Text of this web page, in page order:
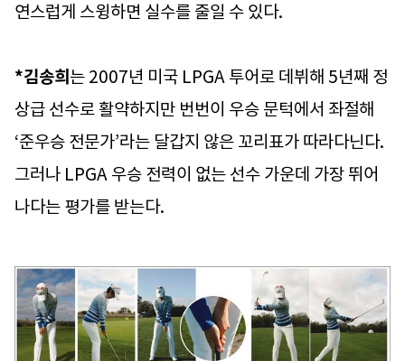
연스럽게 스윙하면 실수를 줄일 수 있다.
*김송희 는 2007년 미국 LPGA 투어로 데뷔해 5년째 정
상급 선수로 활약하지만 번번이 우승 문턱에서 좌절해
‘준우승 전문가’라는 달갑지 않은 꼬리표가 따라다닌다.
그러나 LPGA 우승 전력이 없는 선수 가운데 가장 뛰어
나다는 평가를 받는다.